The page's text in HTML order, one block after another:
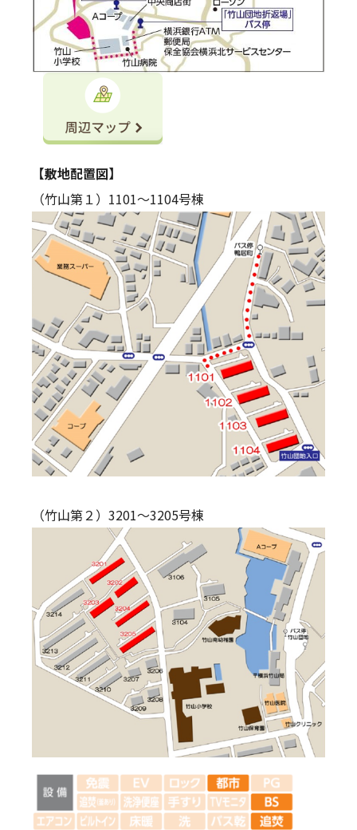
【敷地配置図】
（竹山第１）1101～1104号棟
（竹山第２）3201～3205号棟